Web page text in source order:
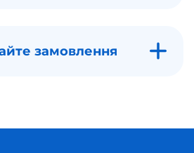
замовлення